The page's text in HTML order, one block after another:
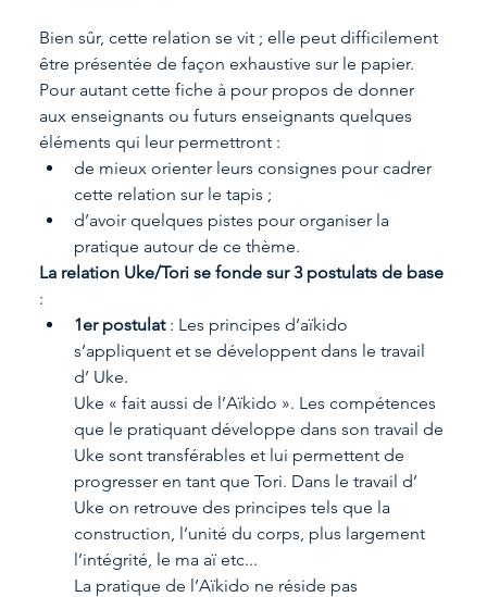
Bien sûr, cette relation se vit ; elle peut difficilement
être présentée de façon exhaustive sur le papier.
Pour autant cette fiche à pour propos de donner
aux enseignants ou futurs enseignants quelques
éléments qui leur permettront :
de mieux orienter leurs consignes pour cadrer
cette relation sur le tapis ;
d’avoir quelques pistes pour organiser la
pratique autour de ce thème.
La relation Uke/Tori se fonde sur 3 postulats de base
:
1er postulat : Les principes d’aïkido
s’appliquent et se développent dans le travail
d’ Uke.
Uke « fait aussi de l’Aïkido ». Les compétences
que le pratiquant développe dans son travail de
Uke sont transférables et lui permettent de
progresser en tant que Tori. Dans le travail d’
Uke on retrouve des principes tels que la
construction, l’unité du corps, plus largement
l’intégrité, le ma aï etc...
La pratique de l’Aïkido ne réside pas